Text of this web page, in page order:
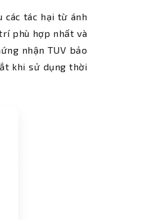
các tác hại từ ánh
phù hợp nhất và
nhận TUV bảo
khi sử dụng thời